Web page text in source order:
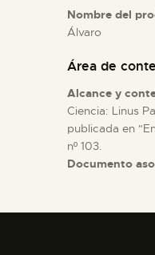
Nombre del
Álvaro
Área de
Alcance y
Ciencia: Linus
publicada en
nº 103.
Documento